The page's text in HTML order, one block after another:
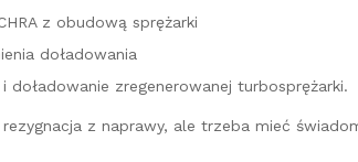
z obudową sprężarki
doładowania
doładowanie zregenerowanej turbosprężarki.
z naprawy, ale trzeba mieć